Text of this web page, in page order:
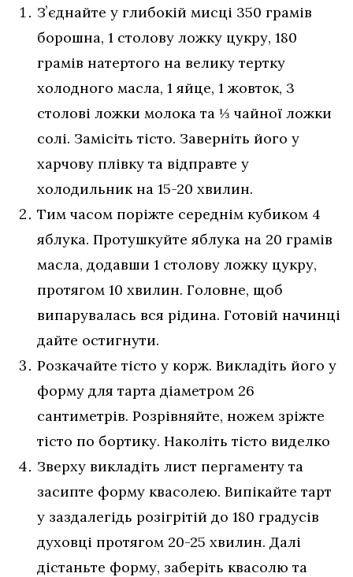
Зʼєднайте у глибокій мисці 350 грамів
борошна, 1 столову ложку цукру, 180
грамів натертого на велику тертку
холодного масла, 1 яйце, 1 жовток, 3
столові ложки молока та ⅓ чайної ложки
солі. Замісіть тісто. Заверніть його у
харчову плівку та відправте у
холодильник на 15-20 хвилин.
Тим часом поріжте середнім кубиком 4
яблука. Протушкуйте яблука на 20 грамів
масла, додавши 1 столову ложку цукру,
протягом 10 хвилин. Головне, щоб
випарувалась вся рідина. Готовій начинці
дайте остигнути.
Розкачайте тісто у корж. Викладіть його у
форму для тарта діаметром 26
сантиметрів. Розрівняйте, ножем зріжте
тісто по бортику. Наколіть тісто виделко
Зверху викладіть лист пергаменту та
засипте форму квасолею. Випікайте тарт
у заздалегідь розігрітій до 180 градусів
духовці протягом 20-25 хвилин. Далі
дістаньте форму, заберіть квасолю та